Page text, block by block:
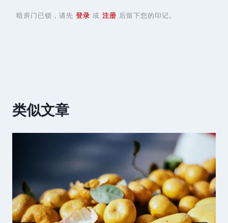
暗房门已锁，请先 登录 或 注册 后留下您的印记。
类似文章